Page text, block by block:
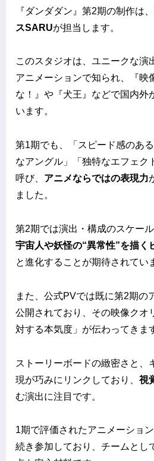
『ダンダダン』第2期の制作は
スSARUが担当します。
このスタジオは、ユニークな演
アニメーションで知られ、『映
な！』や『犬王』などで国内外
います。
第1期でも、「スピード感のあ
なアングル」「独特なエフェク
呼び、 アニメならではの表現力
ました。
第2期では演出・構成のスケー
宇宙人や妖怪の“異常性”を描く
と進化することが期待されてい
また、公式PVでは既に第2期の
公開されており、その映像クオ
対する本気度」が伝わってきま
ストーリーボードの緻密さと、
現が巧みにリンクしており、 視
む演出に注目です。
1期で評価されたアニメーショ
続き参加しており、チームとし